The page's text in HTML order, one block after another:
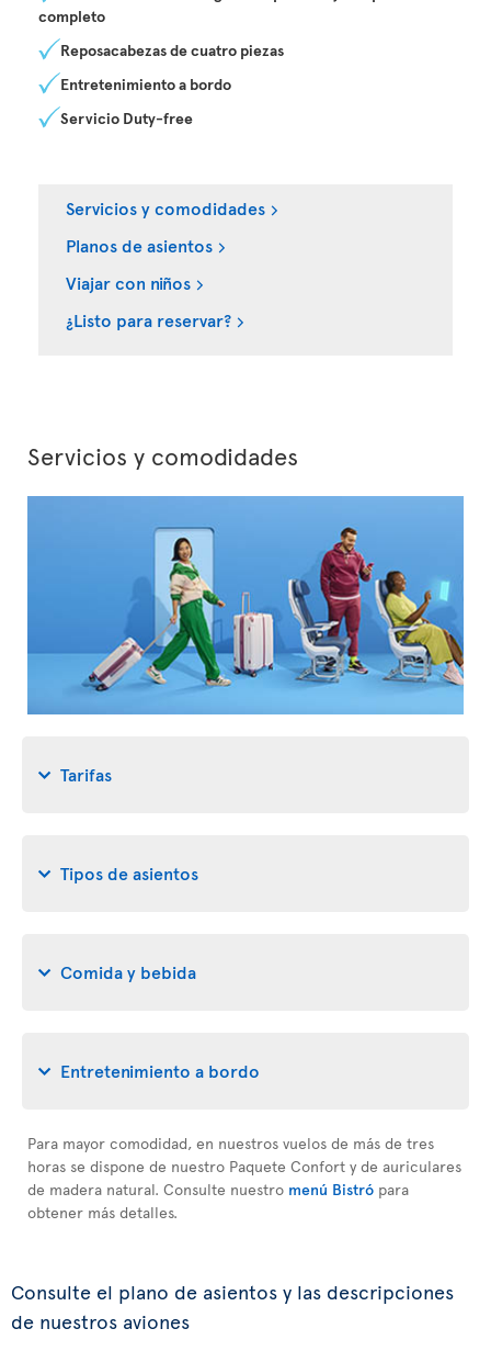
completo
Reposacabezas de cuatro piezas
Entretenimiento a bordo
Servicio Duty-free
Servicios y comodidades
Planos de asientos
Viajar con niños
¿Listo para reservar?
Servicios y comodidades
Tarifas
Tipos de asientos
Comida y bebida
Entretenimiento a bordo
Para mayor comodidad, en nuestros vuelos de más de tres
horas se dispone de nuestro Paquete Confort y de auriculares
de madera natural. Consulte nuestro menú Bistró para
obtener más detalles.
Consulte el plano de asientos y las descripciones
de nuestros aviones